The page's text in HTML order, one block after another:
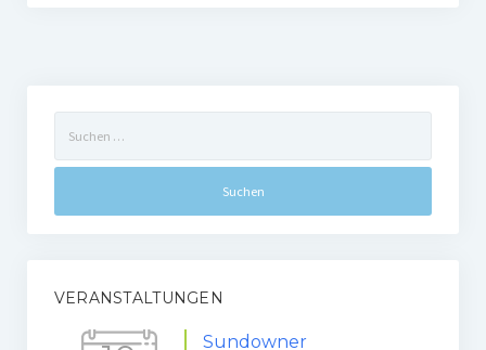
nach:
VERANSTALTUNGEN
Sundowner